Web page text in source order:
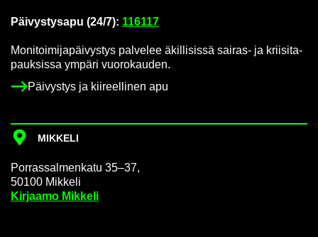
Päi­vys­tys­a­pu (24/7): 116117
Mo­ni­toi­mi­ja­päi­vys­tys pal­ve­lee äkil­li­sis­sä sairas-​ ja krii­si­ta­
pauk­sis­sa ym­pä­ri vuo­ro­kau­den.
Päi­vys­tys ja kii­reel­li­nen apu
MIK­KE­LI
Por­ras­sal­men­ka­tu 35–37,
50100 Mik­ke­li
Kir­jaa­mo Mik­ke­li